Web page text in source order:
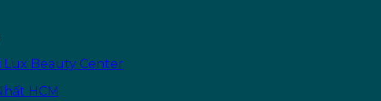
Lux Beauty Center
HCM